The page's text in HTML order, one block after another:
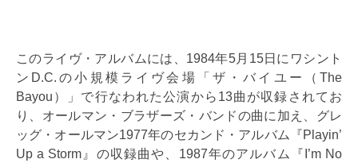
このライヴ・アルバムには、1984年5月15日にワシント
ンD.C.の小規模ライヴ会場「ザ・バイユー（The
Bayou）」で行なわれた公演から13曲が収録されてお
り、オールマン・ブラザーズ・バンドの曲に加え、グレ
ッグ・オールマン1977年のセカンド・アルバム『Playin’
Up a Storm』の収録曲や、1987年のアルバム『I’m No